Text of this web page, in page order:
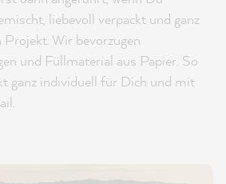
liebevoll verpackt und ganz
Wir bevorzugen
und Füllmaterial aus Papier. So
ganz individuell für Dich und mit